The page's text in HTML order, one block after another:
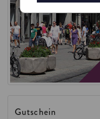
Gutschein